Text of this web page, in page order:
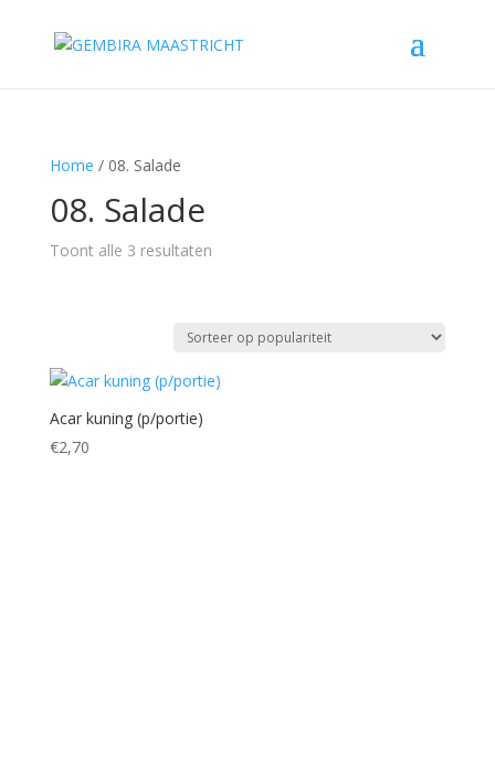
Home / 08. Salade
08. Salade
Toont alle 3 resultatenGesorteerd
Acar kuning (p/portie)
€2,70